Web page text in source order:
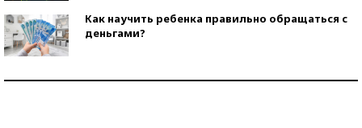
Как научить ребенка правильно обращаться с
деньгами?